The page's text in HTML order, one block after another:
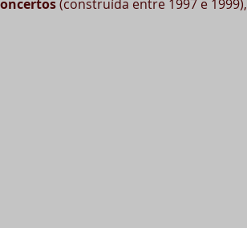
(construída entre 1997 e